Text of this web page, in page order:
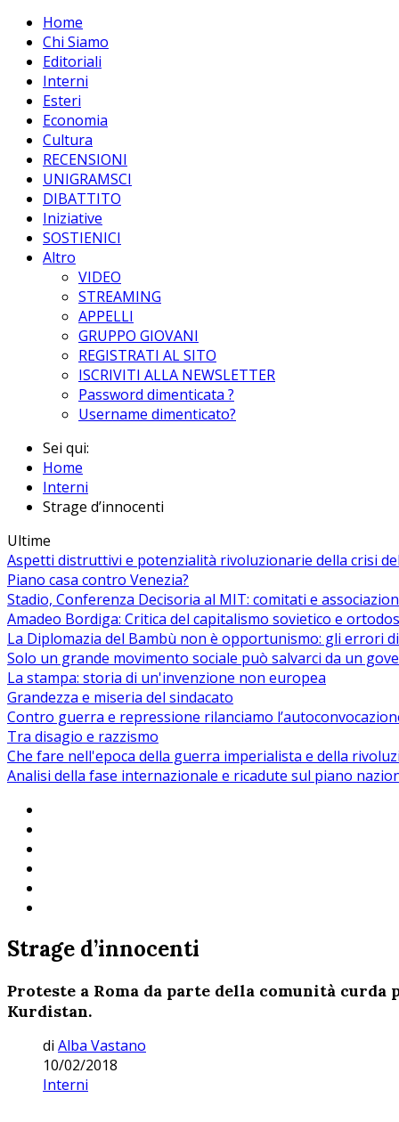
Home
Chi Siamo
Editoriali
Interni
Esteri
Economia
Cultura
RECENSIONI
UNIGRAMSCI
DIBATTITO
Iniziative
SOSTIENICI
Altro
VIDEO
STREAMING
APPELLI
GRUPPO GIOVANI
REGISTRATI AL SITO
ISCRIVITI ALLA NEWSLETTER
Password dimenticata ?
Username dimenticato?
Sei qui:
Home
Interni
Strage d’innocenti
Ultime
Aspetti distruttivi e potenzialità rivoluzionarie della crisi
Piano casa contro Venezia?
Stadio, Conferenza Decisoria al MIT: comitati e
Amadeo Bordiga: Critica del capitalismo sovietico e
La Diplomazia del Bambù non è opportunismo: gli errori
Solo un grande movimento sociale può salvarci da un
La stampa: storia di un'invenzione non europea
Grandezza e miseria del sindacato
Contro guerra e repressione rilanciamo
Tra disagio e razzismo
Che fare nell'epoca della guerra imperialista e della
Analisi della fase internazionale e ricadute sul piano
Strage d’innocenti
Proteste a Roma da parte della comunità
Kurdistan.
di Alba Vastano
10/02/2018
Interni